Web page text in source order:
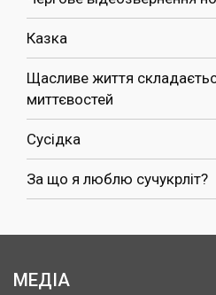
Казка
Щасливе життя
миттєвостей
Сусідка
За що я люблю сучукрліт?
МЕДІА